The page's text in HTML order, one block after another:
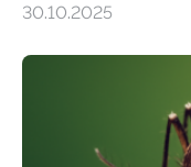
Landpflanzen
Grünalgen, die vor
lebten. Unter den
die noch heute in
30.10.2025